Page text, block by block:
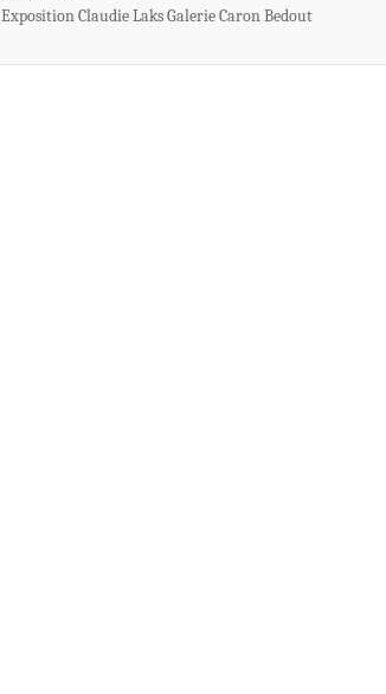
Exposition Claudie Laks Galerie Caron Bedout